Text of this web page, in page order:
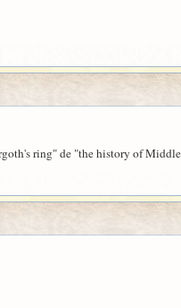
ring" de "the history of